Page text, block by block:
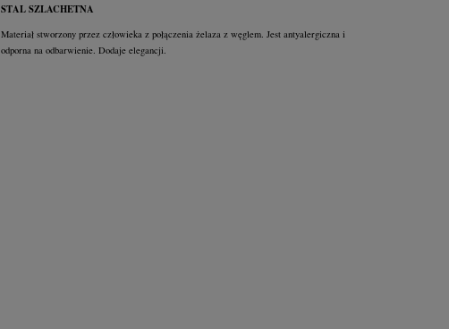
STAL SZLACHETNA
Materiał stworzony przez człowieka z połączenia żelaza z węglem. Jest antyalergiczna i
odporna na odbarwienie. Dodaje elegancji.